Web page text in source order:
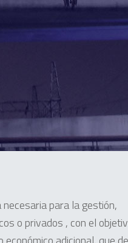
para la gestión,
o privados , con el